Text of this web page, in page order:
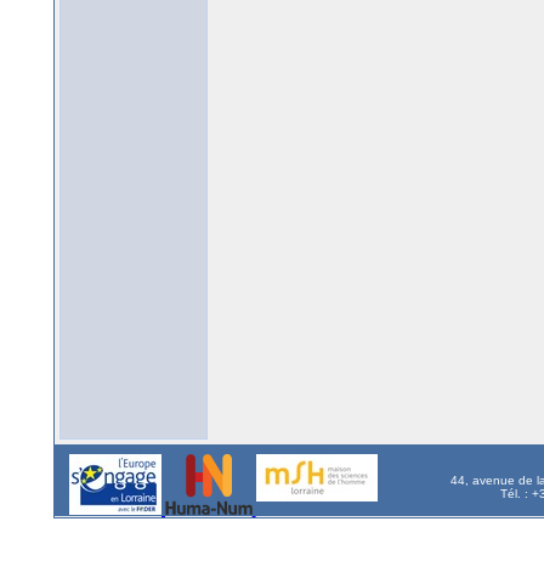
44, avenue de
Tél. :